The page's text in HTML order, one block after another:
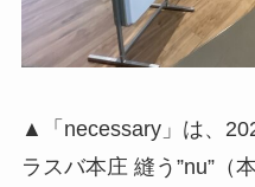
▲「necessary」は、
ラスバ本庄 縫う”nu”（